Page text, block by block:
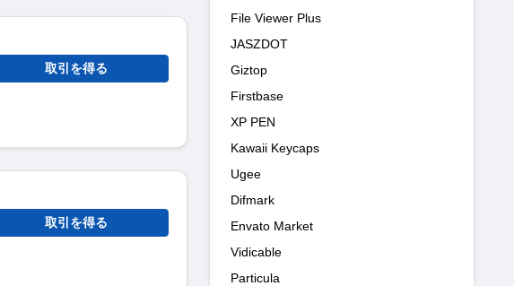
取引を得る
取引を得る
File Viewer Plus
JASZDOT
Giztop
Firstbase
XP PEN
Kawaii Keycaps
Ugee
Difmark
Envato Market
Vidicable
Particula